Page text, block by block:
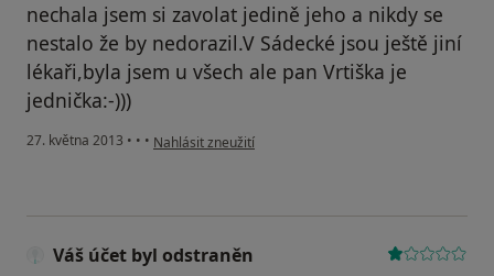
nechala jsem si zavolat jedině jeho a nikdy se
nestalo že by nedorazil.V Sádecké jsou ještě jiní
lékaři,byla jsem u všech ale pan Vrtiška je
jednička:-)))
27. května 2013 • • • podle názoru uživatele Váš účet byl odstraněn
Nahlásit zneužití
Váš účet byl odstraněn